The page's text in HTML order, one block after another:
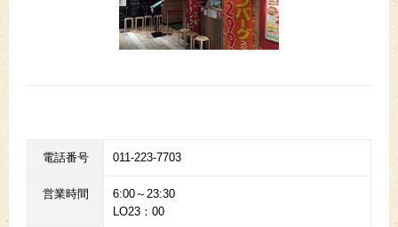
電話番号 011-223-7703
営業時間
6:00～23:30
LO23：00